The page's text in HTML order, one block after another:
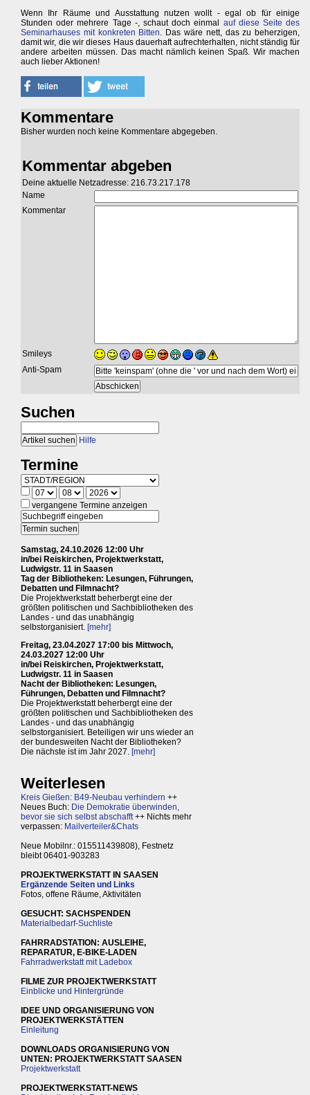
Wenn Ihr Räume und Ausstattung nutzen wollt - egal ob für einige
Stunden oder mehrere Tage -, schaut doch einmal auf diese Seite des
Seminarhauses mit konkreten Bitten. Das wäre nett, das zu beherzigen,
damit wir, die wir dieses Haus dauerhaft aufrechterhalten, nicht ständig für
andere arbeiten müssen. Das macht nämlich keinen Spaß. Wir machen
auch lieber Aktionen!
Kommentare
Bisher wurden noch keine Kommentare abgegeben.
Kommentar abgeben
Deine aktuelle Netzadresse: 216.73.217.178
Name
Kommentar
Smileys
Anti-Spam
Suchen
Hilfe
Termine
vergangene Termine anzeigen
Samstag, 24.10.2026 12:00 Uhr
in/bei Reiskirchen, Projektwerkstatt,
Ludwigstr. 11 in Saasen
Tag der Bibliotheken: Lesungen, Führungen,
Debatten und Filmnacht?
Die Projektwerkstatt beherbergt eine der
größten politischen und Sachbibliotheken des
Landes - und das unabhängig
selbstorganisiert. [mehr]
Freitag, 23.04.2027 17:00 bis Mittwoch,
24.03.2027 12:00 Uhr
in/bei Reiskirchen, Projektwerkstatt,
Ludwigstr. 11 in Saasen
Nacht der Bibliotheken: Lesungen,
Führungen, Debatten und Filmnacht?
Die Projektwerkstatt beherbergt eine der
größten politischen und Sachbibliotheken des
Landes - und das unabhängig
selbstorganisiert. Beteiligen wir uns wieder an
der bundesweiten Nacht der Bibliotheken?
Die nächste ist im Jahr 2027. [mehr]
Weiterlesen
Kreis Gießen: B49-Neubau verhindern ++
Neues Buch: Die Demokratie überwinden,
bevor sie sich selbst abschafft++ Nichts mehr
verpassen: Mailverteiler&Chats
Neue Mobilnr.: 015511439808), Festnetz
bleibt 06401-903283
PROJEKTWERKSTATT IN SAASEN
Ergänzende Seiten und Links
Fotos, offene Räume, Aktivitäten
GESUCHT: SACHSPENDEN
Materialbedarf-Suchliste
FAHRRADSTATION: AUSLEIHE,
REPARATUR, E-BIKE-LADEN
Fahrradwerkstatt mit Ladebox
FILME ZUR PROJEKTWERKSTATT
Einblicke und Hintergründe
IDEE UND ORGANISIERUNG VON
PROJEKTWERKSTÄTTEN
Einleitung
DOWNLOADS ORGANISIERUNG VON
UNTEN: PROJEKTWERKSTATT SAASEN
Projektwerkstatt
PROJEKTWERKSTATT-NEWS